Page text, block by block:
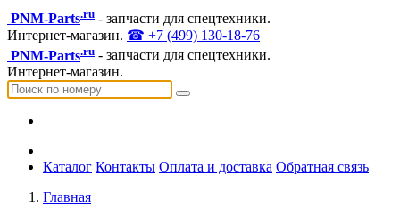
PNM-Parts.ru - запчасти для спецтехники.
Интернет-магазин. ☎ +7 (499) 130-18-76
PNM-Parts.ru - запчасти для спецтехники.
Интернет-магазин.
Каталог Контакты Оплата и доставка Обратная связь
Главная